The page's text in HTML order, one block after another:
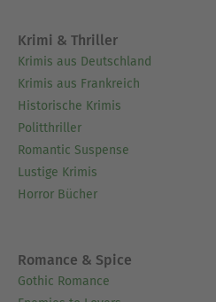
Krimi & Thriller
Krimis aus Deutschland
Krimis aus Frankreich
Historische Krimis
Politthriller
Romantic Suspense
Lustige Krimis
Horror Bücher
Romance & Spice
Gothic Romance